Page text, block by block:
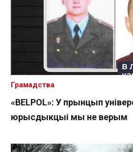
«BELPOL»: У прынцып
юрысдыкцыі мы не верым
Грамадства